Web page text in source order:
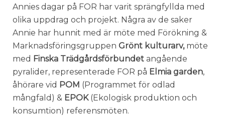
Annies dagar på FOR har varit sprängfyllda med
olika uppdrag och projekt. Några av de saker
Annie har hunnit med är möte med Förökning &
Marknadsföringsgruppen Grönt kulturarv, möte
med Finska Trädgårdsförbundet angående
pyralider, representerade FOR på Elmia garden,
åhörare vid POM (Programmet för odlad
mångfald) & EPOK(Ekologisk produktion och
konsumtion) referensmöten.